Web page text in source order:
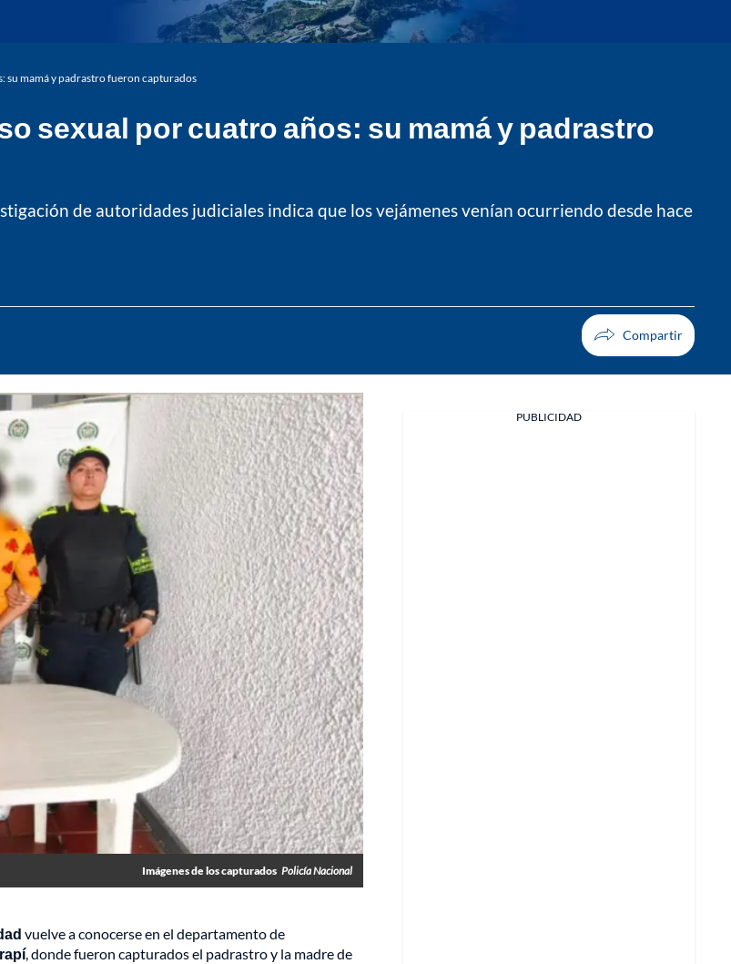
su mamá y padrastro fueron capturados
sexual por cuatro años: su mamá y padrastro
de autoridades judiciales indica que los vejámenes venían ocurriendo desde hace
Imágenes de los capturados Policía Nacional
vuelve a conocerse en el departamento de
, donde fueron capturados el padrastro y la madre de
PUBLICIDAD